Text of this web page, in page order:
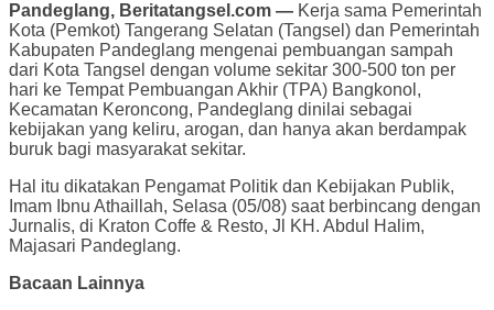
Pandeglang, Beritatangsel.com — Kerja sama Pemerintah
Kota (Pemkot) Tangerang Selatan (Tangsel) dan Pemerintah
Kabupaten Pandeglang mengenai pembuangan sampah
dari Kota Tangsel dengan volume sekitar 300-500 ton per
hari ke Tempat Pembuangan Akhir (TPA) Bangkonol,
Kecamatan Keroncong, Pandeglang dinilai sebagai
kebijakan yang keliru, arogan, dan hanya akan berdampak
buruk bagi masyarakat sekitar.
Hal itu dikatakan Pengamat Politik dan Kebijakan Publik,
Imam Ibnu Athaillah, Selasa (05/08) saat berbincang dengan
Jurnalis, di Kraton Coffe & Resto, Jl KH. Abdul Halim,
Majasari Pandeglang.
Bacaan Lainnya